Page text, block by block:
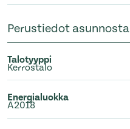
Perustiedot asunnosta
Talotyyppi
Kerrostalo
Energialuokka
A2018